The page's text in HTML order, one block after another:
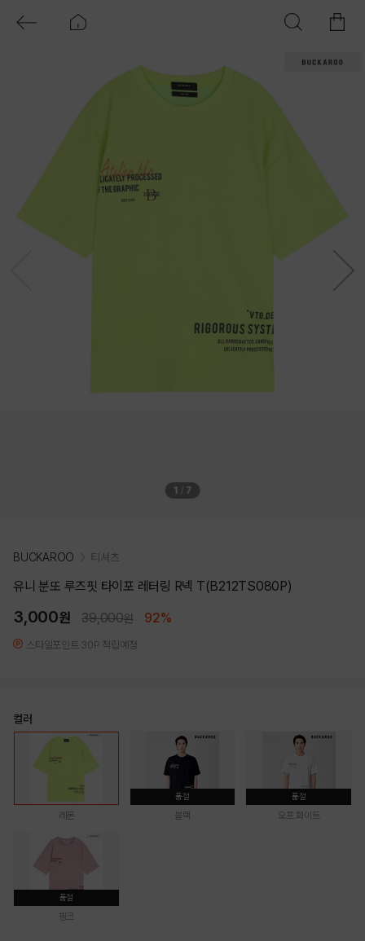
1 7
BUCKAROO 티셔츠
유니 분또 루즈핏 타이포 레터링 R넥 T(B212TS080P)
3,000원 39,000원 92%
스타일포인트 30P 적립예정
컬러
레몬
품절
블랙
품절
오프 화이트
품절
핑크